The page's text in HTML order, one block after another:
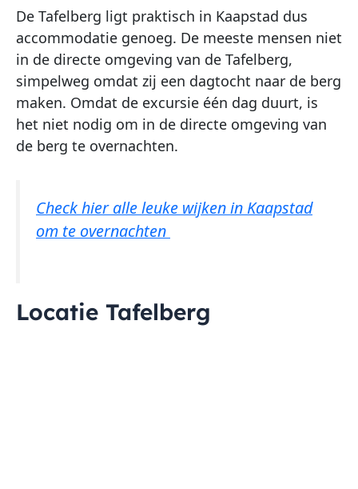
De Tafelberg ligt praktisch in Kaapstad dus
accommodatie genoeg. De meeste mensen niet
in de directe omgeving van de Tafelberg,
simpelweg omdat zij een dagtocht naar de berg
maken. Omdat de excursie één dag duurt, is
het niet nodig om in de directe omgeving van
de berg te overnachten.
Check hier alle leuke wijken in Kaapstad
om te overnachten
Locatie Tafelberg